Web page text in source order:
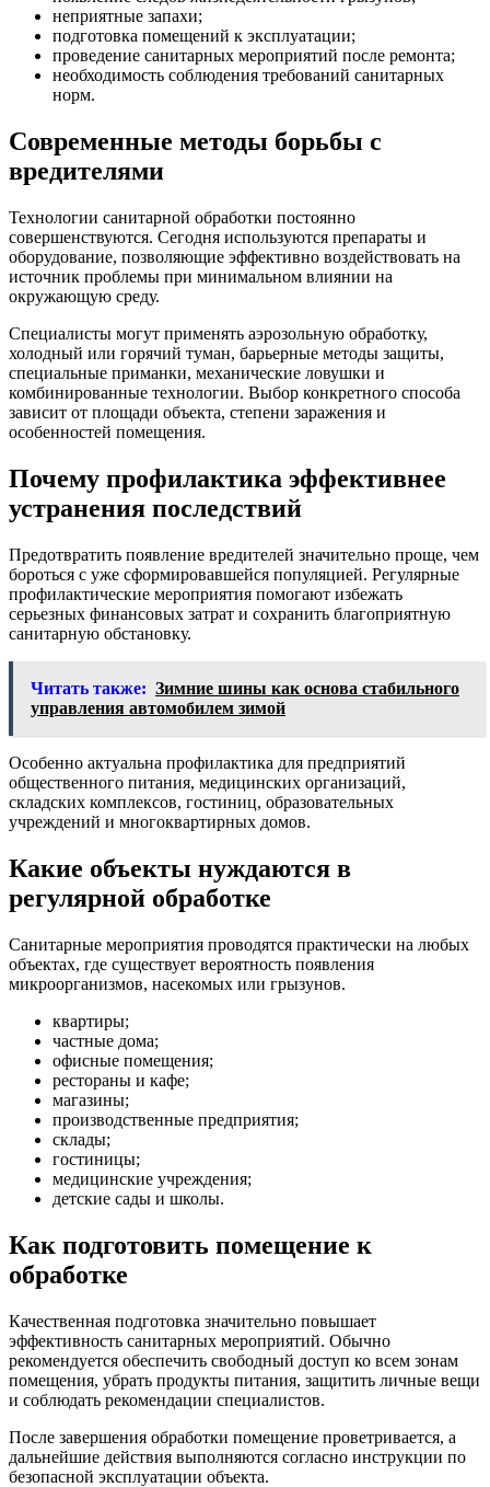
неприятные запахи;
подготовка помещений к эксплуатации;
проведение санитарных мероприятий после ремонта;
необходимость соблюдения требований санитарных
норм.
Современные методы борьбы с
вредителями
Технологии санитарной обработки постоянно
совершенствуются. Сегодня используются препараты и
оборудование, позволяющие эффективно воздействовать на
источник проблемы при минимальном влиянии на
окружающую среду.
Специалисты могут применять аэрозольную обработку,
холодный или горячий туман, барьерные методы защиты,
специальные приманки, механические ловушки и
комбинированные технологии. Выбор конкретного способа
зависит от площади объекта, степени заражения и
особенностей помещения.
Почему профилактика эффективнее
устранения последствий
Предотвратить появление вредителей значительно проще, чем
бороться с уже сформировавшейся популяцией. Регулярные
профилактические мероприятия помогают избежать
серьезных финансовых затрат и сохранить благоприятную
санитарную обстановку.
Читать также: Зимние шины как основа стабильного
управления автомобилем зимой
Особенно актуальна профилактика для предприятий
общественного питания, медицинских организаций,
складских комплексов, гостиниц, образовательных
учреждений и многоквартирных домов.
Какие объекты нуждаются в
регулярной обработке
Санитарные мероприятия проводятся практически на любых
объектах, где существует вероятность появления
микроорганизмов, насекомых или грызунов.
квартиры;
частные дома;
офисные помещения;
рестораны и кафе;
магазины;
производственные предприятия;
склады;
гостиницы;
медицинские учреждения;
детские сады и школы.
Как подготовить помещение к
обработке
Качественная подготовка значительно повышает
эффективность санитарных мероприятий. Обычно
рекомендуется обеспечить свободный доступ ко всем зонам
помещения, убрать продукты питания, защитить личные вещи
и соблюдать рекомендации специалистов.
После завершения обработки помещение проветривается, а
дальнейшие действия выполняются согласно инструкции по
безопасной эксплуатации объекта.